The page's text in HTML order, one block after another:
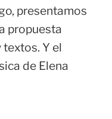
presentamos
propuesta
Y el
de Elena